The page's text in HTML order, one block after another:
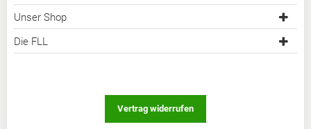
Unser Shop
Die FLL
Vertrag widerrufen